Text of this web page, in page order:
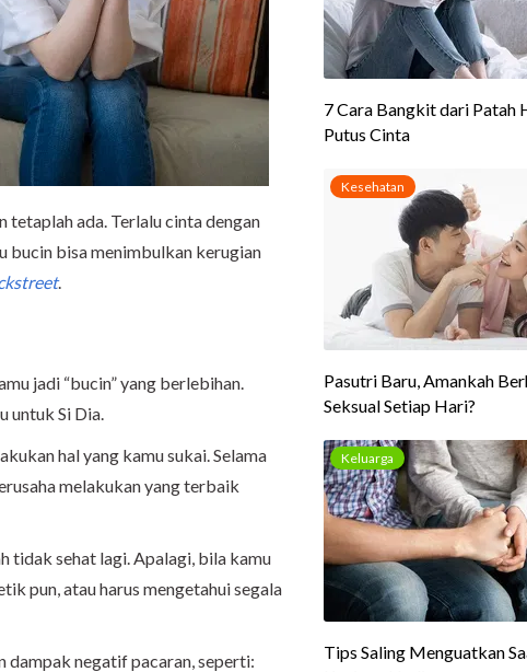
tetaplah ada. Terlalu cinta dengan
bucin bisa menimbulkan kerugian
.
jadi “bucin” yang berlebihan.
untuk Si Dia.
hal yang kamu sukai. Selama
melakukan yang terbaik
tidak sehat lagi. Apalagi, bila kamu
pun, atau harus mengetahui segala
dampak negatif pacaran, seperti: